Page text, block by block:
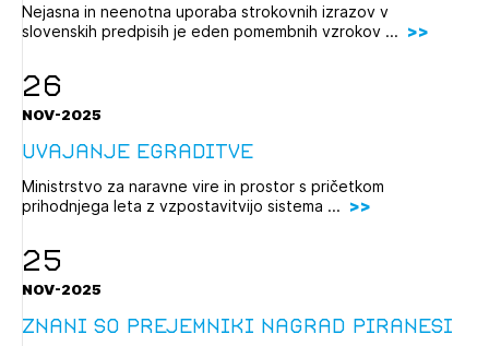
Nejasna in neenotna uporaba strokovnih izrazov v
slovenskih predpisih je eden pomembnih vzrokov ...
26
NOV-2025
Uvajanje eGraditve
Ministrstvo za naravne vire in prostor s pričetkom
prihodnjega leta z vzpostavitvijo sistema ...
25
NOV-2025
Znani so prejemniki nagrad Piranesi